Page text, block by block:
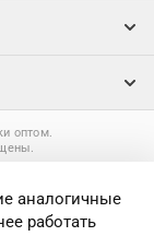
оптом.
аналогичные
работать